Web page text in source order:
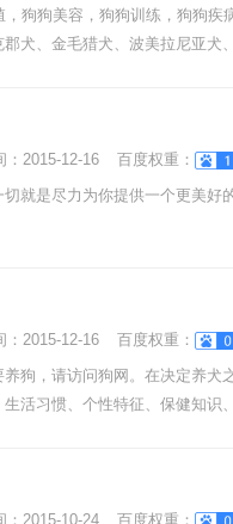
狗狗美容，狗狗训练，狗狗疾
犬、金毛猎犬、波美拉尼亚犬
： 2015-12-16
百度权重：
就是尽力为你提供一个更美好
： 2015-12-16
百度权重：
狗，请访问狗网。在决定养犬
活习惯、个性特征、保健知识
： 2015-10-24 百度权重：